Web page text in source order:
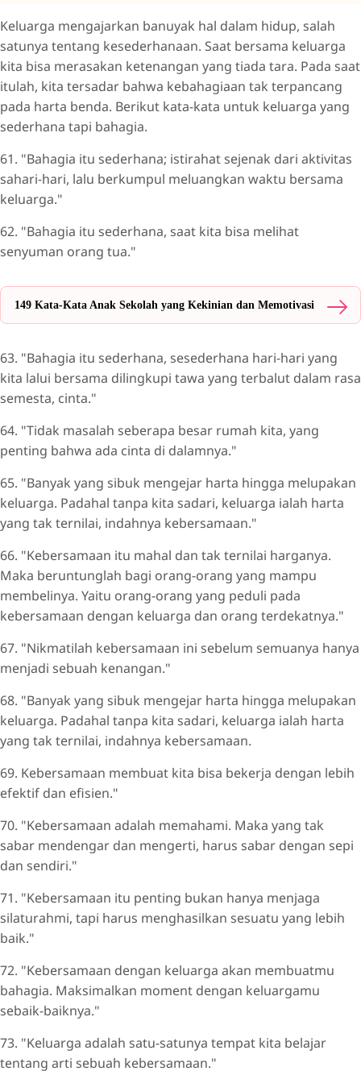
Keluarga mengajarkan banuyak hal dalam hidup, salah
satunya tentang kesederhanaan. Saat bersama keluarga
kita bisa merasakan ketenangan yang tiada tara. Pada saat
itulah, kita tersadar bahwa kebahagiaan tak terpancang
pada harta benda. Berikut kata-kata untuk keluarga yang
sederhana tapi bahagia.
61. "Bahagia itu sederhana; istirahat sejenak dari aktivitas
sahari-hari, lalu berkumpul meluangkan waktu bersama
keluarga."
62. "Bahagia itu sederhana, saat kita bisa melihat
senyuman orang tua."
149 Kata-Kata Anak Sekolah yang Kekinian dan Memotivasi
63. "Bahagia itu sederhana, sesederhana hari-hari yang
kita lalui bersama dilingkupi tawa yang terbalut dalam rasa
semesta, cinta."
64. "Tidak masalah seberapa besar rumah kita, yang
penting bahwa ada cinta di dalamnya."
65. "Banyak yang sibuk mengejar harta hingga melupakan
keluarga. Padahal tanpa kita sadari, keluarga ialah harta
yang tak ternilai, indahnya kebersamaan."
66. "Kebersamaan itu mahal dan tak ternilai harganya.
Maka beruntunglah bagi orang-orang yang mampu
membelinya. Yaitu orang-orang yang peduli pada
kebersamaan dengan keluarga dan orang terdekatnya."
67. "Nikmatilah kebersamaan ini sebelum semuanya hanya
menjadi sebuah kenangan."
68. "Banyak yang sibuk mengejar harta hingga melupakan
keluarga. Padahal tanpa kita sadari, keluarga ialah harta
yang tak ternilai, indahnya kebersamaan.
69. Kebersamaan membuat kita bisa bekerja dengan lebih
efektif dan efisien."
70. "Kebersamaan adalah memahami. Maka yang tak
sabar mendengar dan mengerti, harus sabar dengan sepi
dan sendiri."
71. "Kebersamaan itu penting bukan hanya menjaga
silaturahmi, tapi harus menghasilkan sesuatu yang lebih
baik."
72. "Kebersamaan dengan keluarga akan membuatmu
bahagia. Maksimalkan moment dengan keluargamu
sebaik-baiknya."
73. "Keluarga adalah satu-satunya tempat kita belajar
tentang arti sebuah kebersamaan."